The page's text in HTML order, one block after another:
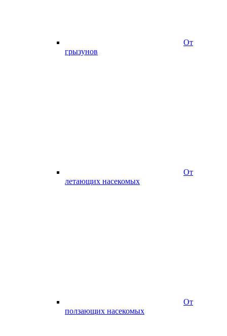
От
грызунов
От
летающих насекомых
От
ползающих насекомых